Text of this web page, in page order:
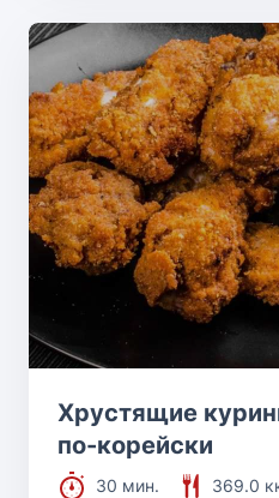
Хрустящие
по-корейски
30 мин.
369.0